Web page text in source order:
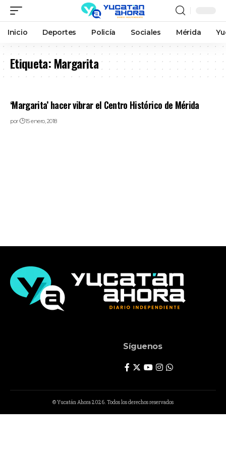
Inicio Deportes Policía Sociales Mérida
Etiqueta:Margarita
‘Margarita’ hacer vibrar el Centro Histórico de Mérida
por 15 enero, 2018
Síguenos
© Yucatán Ahora 2026. Todos los derechos reservados